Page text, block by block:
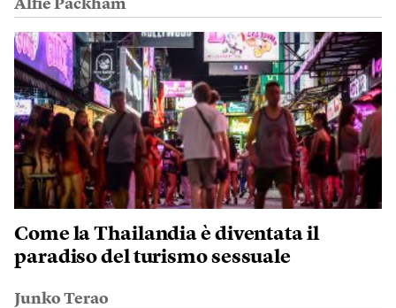
Alfie Packham
Come la Thailandia è diventata il
paradiso del turismo sessuale
Junko Terao